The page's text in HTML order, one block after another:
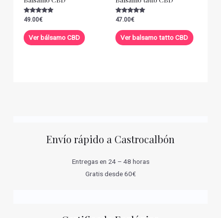
Valorado con
de 5
49.00€
Ver bálsamo CBD
Valorado con
de 5
47.00€
Ver balsamo tatto CBD
Envío rápido a Castrocalbón
Entregas en 24 – 48 horas
Gratis desde 60€